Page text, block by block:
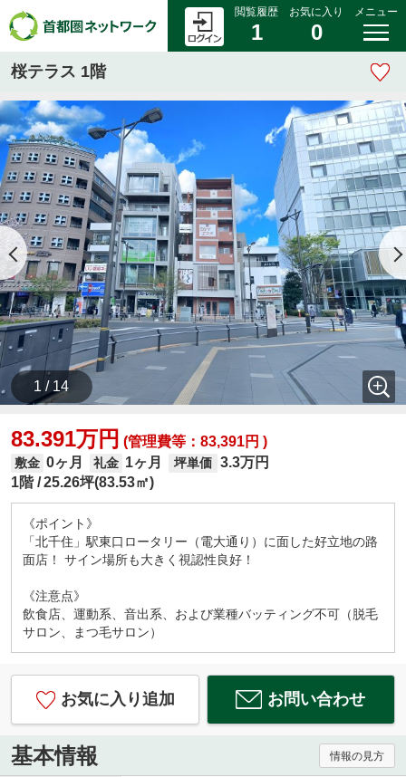
閲覧履歴
1
お気に入り
0
メニュー
桜テラス 1階
1 / 14
83.391万円 (管理費等：83,391円 )
敷金 0ヶ月 礼金 1ヶ月 坪単価 3.3万円
1階 25.26坪(83.53㎡)
《ポイント》
「北千住」駅東口ロータリー（電大通り）に面した好立地の路
面店！ サイン場所も大きく視認性良好！
《注意点》
飲食店、運動系、音出系、および業種バッティング不可（脱毛
サロン、まつ毛サロン）
お気に入り追加 お問い合わせ
基本情報 情報の見方